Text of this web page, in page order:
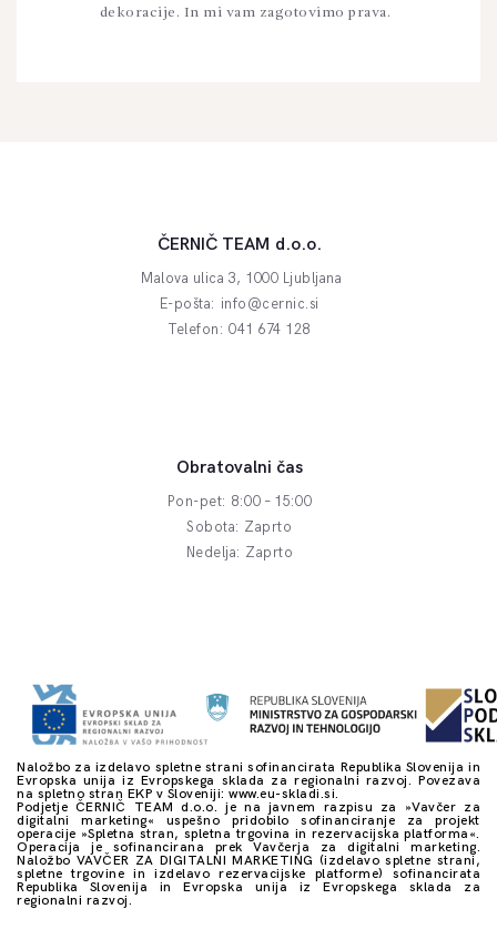
dekoracije. In mi vam zagotovimo prava.
ČERNIČ TEAM d.o.o.
Malova ulica 3, 1000 Ljubljana
E-pošta: info@cernic.si
Telefon: 041 674 128
Obratovalni čas
Pon-pet: 8:00 – 15:00
Sobota: Zaprto
Nedelja: Zaprto
Naložbo za izdelavo spletne strani sofinancirata Republika Slovenija in
Evropska unija iz Evropskega sklada za regionalni razvoj. Povezava
na spletno stran EKP v Sloveniji: www.eu-skladi.si.
Podjetje ČERNIČ TEAM d.o.o. je na javnem razpisu za »Vavčer za
digitalni marketing« uspešno pridobilo sofinanciranje za projekt
operacije »Spletna stran, spletna trgovina in rezervacijska platforma«.
Operacija je sofinancirana prek Vavčerja za digitalni marketing.
Naložbo VAVČER ZA DIGITALNI MARKETING (izdelavo spletne strani,
spletne trgovine in izdelavo rezervacijske platforme) sofinancirata
Republika Slovenija in Evropska unija iz Evropskega sklada za
regionalni razvoj.